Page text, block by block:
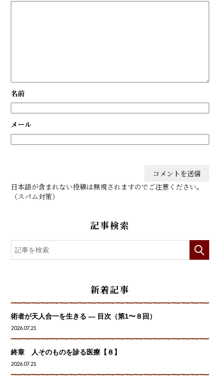
名前
メール
日本語が含まれない投稿は無視されますのでご注意ください。
（スパム対策）
記事検索
新着記事
術者が天人合一を生きる — 目次（第1〜８回）
2026.07.21
終章 人そのものを診る医療【８】
2026.07.21